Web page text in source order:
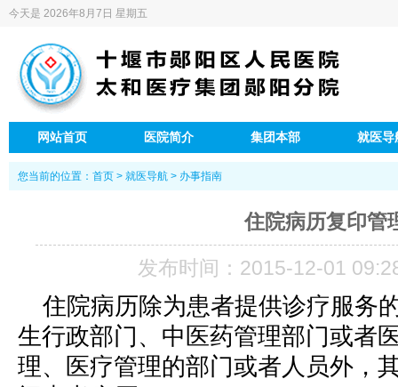
今天是 2026年8月7日 星期五
网站首页 医院简介 集团本部 就医导
您当前的位置： 首页 > 就医导航 > 办事指南
住院病历复印管
发布时间：2015-12-01
住院病历除为患者提供诊疗服务
生行政部门、中医药管理部门或者
理、医疗管理的部门或者人员外，